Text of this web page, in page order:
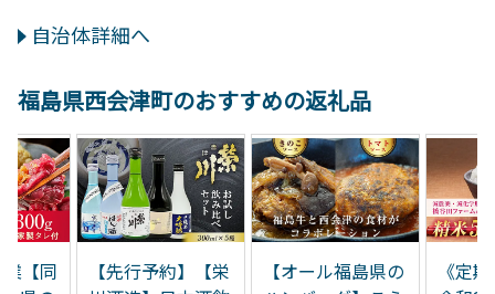
自治体詳細へ
福島県西会津町のおすすめの返礼品
【同
【先行予約】【栄
【オール福島県の
《定